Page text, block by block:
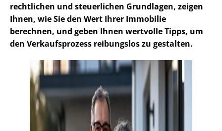
rechtlichen und steuerlichen Grundlagen, zeigen
Ihnen, wie Sie den Wert Ihrer Immobilie
berechnen, und geben Ihnen wertvolle Tipps, um
den Verkaufsprozess reibungslos zu gestalten.